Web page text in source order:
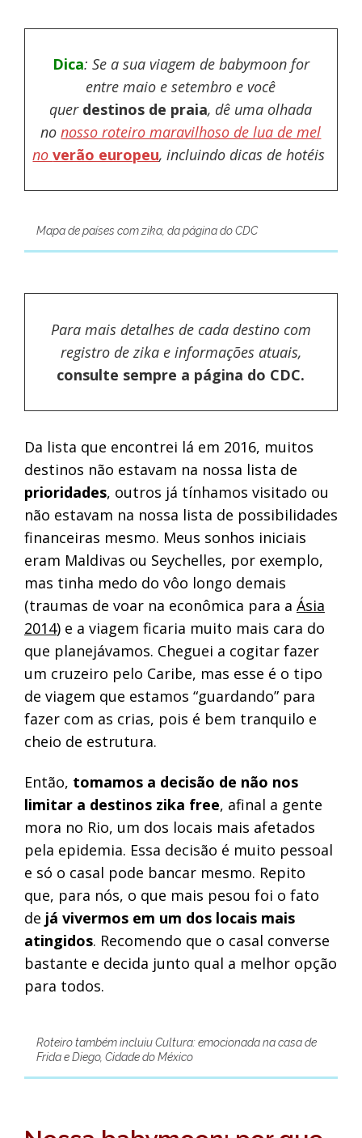
Dica: Se a sua viagem de babymoon for
entre maio e setembro e você
quer destinos de praia, dê uma olhada
nonosso roteiro maravilhoso de lua de mel
noverão europeu, incluindo dicas de hotéis
Mapa de países com zika, da página do CDC
Para mais detalhes de cada destino com
registro de zika e informações atuais,
consulte sempre a página do CDC.
Da lista que encontrei lá em 2016, muitos
destinos não estavam na nossa lista de
prioridades, outros já tínhamos visitado ou
não estavam na nossa lista de possibilidades
financeiras mesmo. Meus sonhos iniciais
eram Maldivas ou Seychelles, por exemplo,
mas tinha medo do vôo longo demais
(traumas de voar na econômica para a Ásia
2014) e a viagem ficaria muito mais cara do
que planejávamos. Cheguei a cogitar fazer
um cruzeiro pelo Caribe, mas esse é o tipo
de viagem que estamos “guardando” para
fazer com as crias, pois é bem tranquilo e
cheio de estrutura.
Então, tomamos a decisão de não nos
limitar a destinos zika free, afinal a gente
mora no Rio, um dos locais mais afetados
pela epidemia. Essa decisão é muito pessoal
e só o casal pode bancar mesmo. Repito
que, para nós, o que mais pesou foi o fato
de já vivermos em um dos locais mais
atingidos. Recomendo que o casal converse
bastante e decida junto qual a melhor opção
para todos.
Roteiro também incluiu Cultura: emocionada na casa de
Frida e Diego, Cidade do México